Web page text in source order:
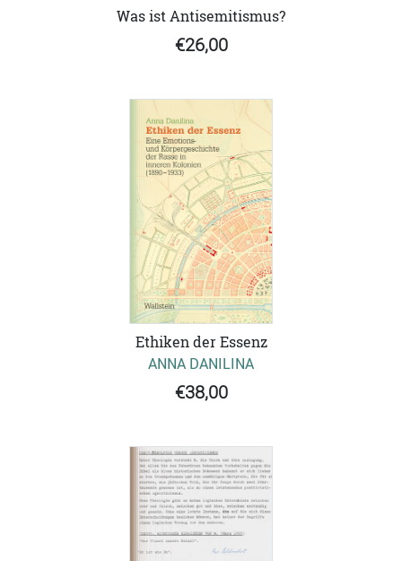
Was ist Antisemitismus?
€26,00
Ethiken der Essenz
ANNA DANILINA
€38,00